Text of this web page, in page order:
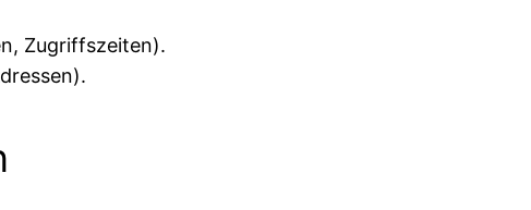
Zugriffszeiten).